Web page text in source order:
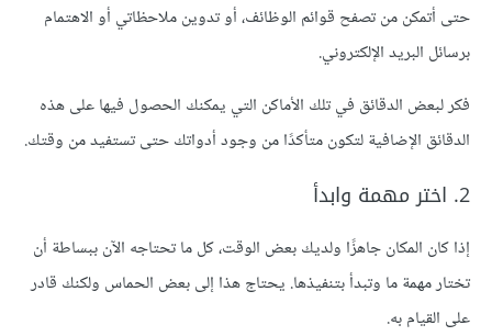
حتى أتمكن من تصفح قوائم الوظائف، أو تدوين ملاحظاتي أو الاهتمام
برسائل البريد الإلكتروني.
فكر لبعض الدقائق في تلك الأماكن التي يمكنك الحصول فيها على هذه
الدقائق الإضافية لتكون متأكدًا من وجود أدواتك حتى تستفيد من وقتك.
2. اختر مهمة وابدأ
إذا كان المكان جاهزًا ولديك بعض الوقت، كل ما تحتاجه الآن ببساطة أن
تختار مهمة ما وتبدأ بتنفيذها. يحتاج هذا إلى بعض الحماس ولكنك قادر
على القيام به.